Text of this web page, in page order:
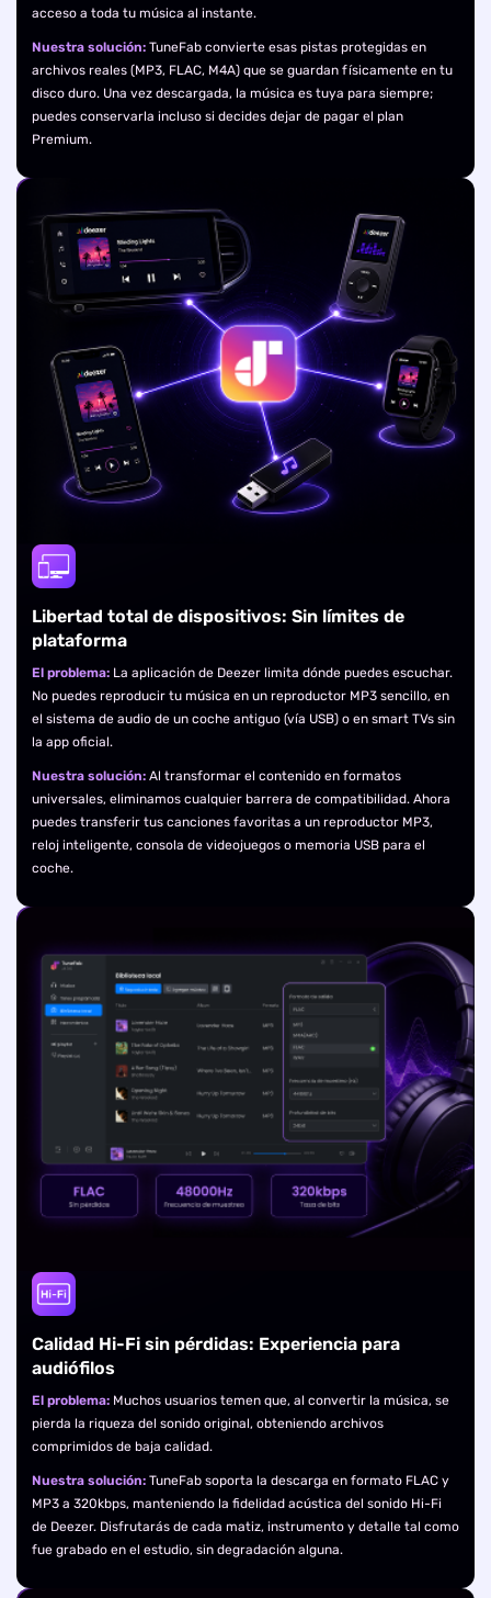
acceso a toda tu música al instante.
Nuestra solución: TuneFab convierte esas pistas protegidas en
archivos reales (MP3, FLAC, M4A) que se guardan físicamente en tu
disco duro. Una vez descargada, la música es tuya para siempre;
puedes conservarla incluso si decides dejar de pagar el plan
Premium.
Libertad total de dispositivos: Sin límites de
plataforma
El problema: La aplicación de Deezer limita dónde puedes escuchar.
No puedes reproducir tu música en un reproductor MP3 sencillo, en
el sistema de audio de un coche antiguo (vía USB) o en smart TVs sin
la app oficial.
Nuestra solución: Al transformar el contenido en formatos
universales, eliminamos cualquier barrera de compatibilidad. Ahora
puedes transferir tus canciones favoritas a un reproductor MP3,
reloj inteligente, consola de videojuegos o memoria USB para el
coche.
Calidad Hi-Fi sin pérdidas: Experiencia para
audiófilos
El problema: Muchos usuarios temen que, al convertir la música, se
pierda la riqueza del sonido original, obteniendo archivos
comprimidos de baja calidad.
Nuestra solución: TuneFab soporta la descarga en formato FLAC y
MP3 a 320kbps, manteniendo la fidelidad acústica del sonido Hi-Fi
de Deezer. Disfrutarás de cada matiz, instrumento y detalle tal como
fue grabado en el estudio, sin degradación alguna.